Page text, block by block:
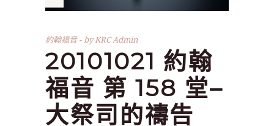
約翰福音 byKRC Admin
20101021 約翰
福音 第 158 堂–
大祭司的禱告